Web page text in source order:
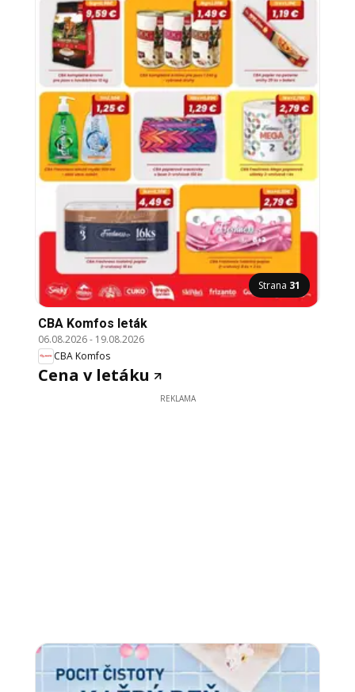
Strana 31
CBA Komfos leták
06.08.2026- 19.08.2026
CBA Komfos
Cena v letáku
REKLAMA